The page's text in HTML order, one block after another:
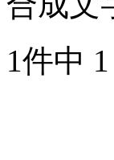
1件中